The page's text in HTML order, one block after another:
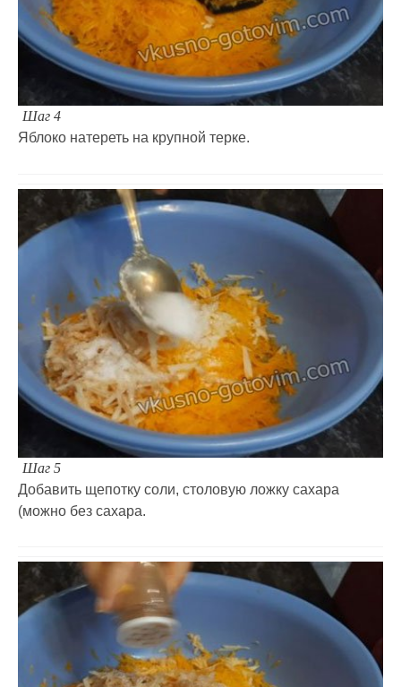
Шаг 4
Яблоко натереть на крупной терке.
Шаг 5
Добавить щепотку соли, столовую ложку сахара
(можно без сахара.